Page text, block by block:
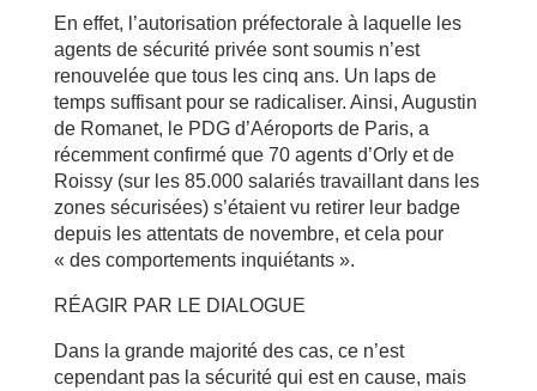
En effet, l’autorisation préfectorale à laquelle les
agents de sécurité privée sont soumis n’est
renouvelée que tous les cinq ans. Un laps de
temps suffisant pour se radicaliser. Ainsi, Augustin
de Romanet, le PDG d’Aéroports de Paris, a
récemment confirmé que 70 agents d’Orly et de
Roissy (sur les 85.000 salariés travaillant dans les
zones sécurisées) s’étaient vu retirer leur badge
depuis les attentats de novembre, et cela pour
« des comportements inquiétants ».
RÉAGIR PAR LE DIALOGUE
Dans la grande majorité des cas, ce n’est
cependant pas la sécurité qui est en cause, mais